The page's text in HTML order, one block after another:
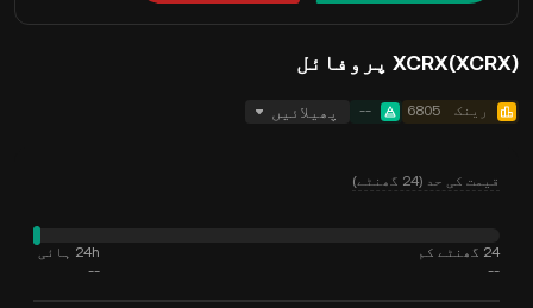
XCRX(XCRX) پروفائل
رینک 6805
-- پھیلائیں
قیمت کی حد (24 گھنٹے)
24 گھنٹے کم
--
24h ہائی
--